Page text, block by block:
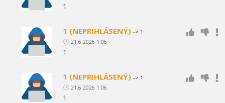
1
1 (NEPRIHLÁSENÝ) -> 1
21.6.2026 1:06
1
1 (NEPRIHLÁSENÝ) -> 1
21.6.2026 1:06
1